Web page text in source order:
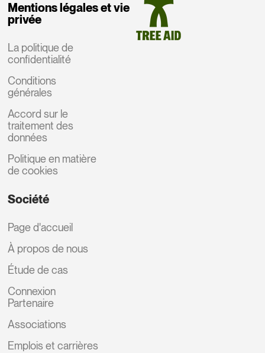
Mentions légales et vie
privée
La politique de
confidentialité
Conditions
générales
Accord sur le
traitement des
données
Politique en matière
de cookies
Société
Page d'accueil
À propos de nous
Étude de cas
Connexion
Partenaire
Associations
Emplois et carrières